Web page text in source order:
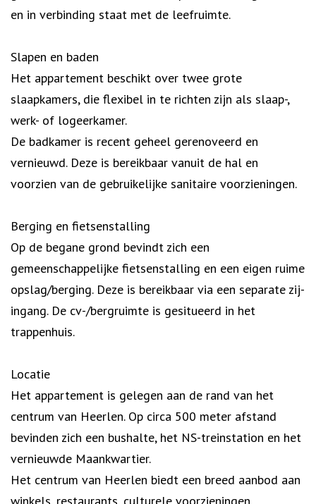
en in verbinding staat met de leefruimte.
Slapen en baden
Het appartement beschikt over twee grote
slaapkamers, die flexibel in te richten zijn als slaap-,
werk- of logeerkamer.
De badkamer is recent geheel gerenoveerd en
vernieuwd. Deze is bereikbaar vanuit de hal en
voorzien van de gebruikelijke sanitaire voorzieningen.
Berging en fietsenstalling
Op de begane grond bevindt zich een
gemeenschappelijke fietsenstalling en een eigen ruime
opslag/berging. Deze is bereikbaar via een separate zij-
ingang. De cv-/bergruimte is gesitueerd in het
trappenhuis.
Locatie
Het appartement is gelegen aan de rand van het
centrum van Heerlen. Op circa 500 meter afstand
bevinden zich een bushalte, het NS-treinstation en het
vernieuwde Maankwartier.
Het centrum van Heerlen biedt een breed aanbod aan
winkels, restaurants, culturele voorzieningen,